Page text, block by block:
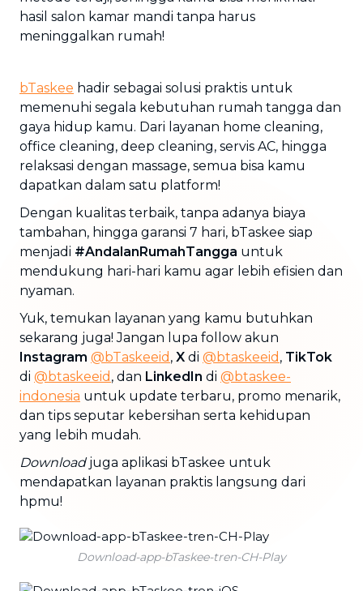
hasil salon kamar mandi tanpa harus
meninggalkan rumah!
bTaskee hadir sebagai solusi praktis untuk
memenuhi segala kebutuhan rumah tangga dan
gaya hidup kamu. Dari layanan home cleaning,
office cleaning, deep cleaning, servis AC, hingga
relaksasi dengan massage, semua bisa kamu
dapatkan dalam satu platform!
Dengan kualitas terbaik, tanpa adanya biaya
tambahan, hingga garansi 7 hari, bTaskee siap
menjadi #AndalanRumahTangga untuk
mendukung hari-hari kamu agar lebih efisien dan
nyaman.
Yuk, temukan layanan yang kamu butuhkan
sekarang juga! Jangan lupa follow akun
Instagram @bTaskeeid , X di @btaskeeid , TikTok
di @btaskeeid , dan LinkedIn di @btaskee-
indonesia untuk update terbaru, promo menarik,
dan tips seputar kebersihan serta kehidupan
yang lebih mudah.
Downloadjuga aplikasi bTaskee untuk
mendapatkan layanan praktis langsung dari
hpmu!
Download-app-bTaskee-tren-CH-Play